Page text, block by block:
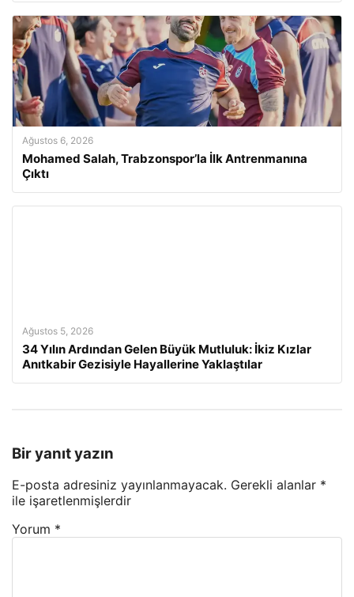
Ağustos 6, 2026
Mohamed Salah, Trabzonspor’la İlk Antrenmanına
Çıktı
Ağustos 5, 2026
34 Yılın Ardından Gelen Büyük Mutluluk: İkiz Kızlar
Anıtkabir Gezisiyle Hayallerine Yaklaştılar
Bir yanıt yazın
E-posta adresiniz yayınlanmayacak. Gerekli alanlar *
ile işaretlenmişlerdir
Yorum *